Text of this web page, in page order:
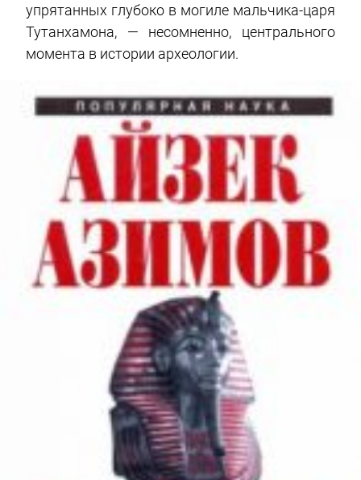
упрятанных глубоко в могиле мальчика-царя
Тутанхамона, — несомненно, центрального
момента в истории археологии.